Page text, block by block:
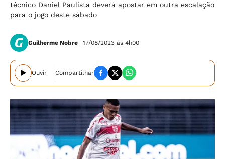
técnico Daniel Paulista deverá apostar em outra escalação
para o jogo deste sábado
Guilherme Nobre | 17/08/2023 às 4h00
Ouvir Compartilhar